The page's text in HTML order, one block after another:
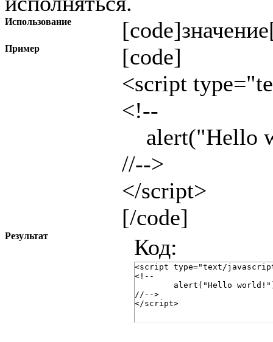
Использование [code]значение
Пример
[code]
<script
<!--
alert("Hello
//-->
</script>
[/code]
Результат Код:
<script type="text/
<!--
//-->
</script>